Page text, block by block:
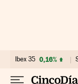
Ibex 35 0,16%